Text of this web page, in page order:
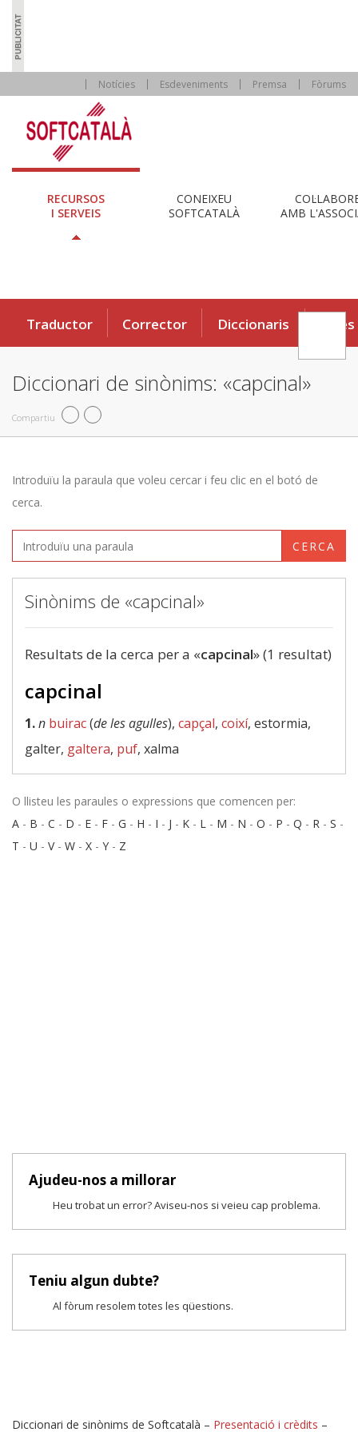
Notícies Esdeveniments Premsa Fòrums
RECURSOS
I SERVEIS
CONEIXEU
SOFTCATALÀ
AMB
Traductor Corrector Diccionaris Eines
Diccionari de sinònims: «capcinal»
Compartiu
Introduïu la paraula que voleu cercar i feu clic en el botó de
cerca.
CERCA
Sinònims de «capcinal»
Resultats de la cerca per a «capcinal» (1 resultat)
capcinal
1.n buirac(de les agulles), capçal, coixí, estormia,
galter, galtera, puf, xalma
O llisteu les paraules o expressions que comencen per:
A - B - C - D - E - F - G - H - I - J - K - L - M - N - O - P - Q - R - S -
T - U - V- W - X - Y - Z
Ajudeu-nos a millorar
Heu trobat un error? Aviseu-nos si veieu cap problema.
Teniu algun dubte?
Al fòrum resolem totes les qüestions.
Diccionari de sinònims de Softcatalà – Presentació i crèdits –